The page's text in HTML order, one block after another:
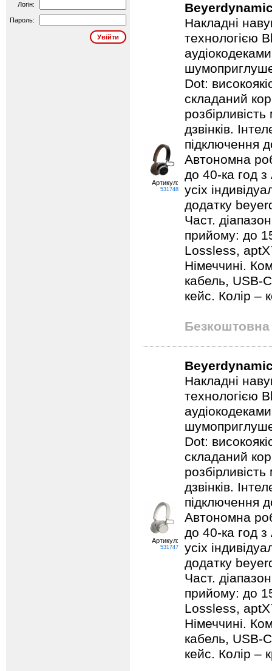
Логін:
Пароль:
Артикул:
531748
Накладні
технологією
Dot:
складаний
дзвінків.
підключення
Автономна
до 40-ка год
усіх
додатку
Част.
прийому: до
Lossless,
Німеччині.
кабель, USB-
кейс. Колір –
Безкоштовна
Артикул:
531747
Накладні
технологією
Dot:
складаний
дзвінків.
підключення
Автономна
до 40-ка год
усіх
додатку
Част.
прийому: до
Lossless,
Німеччині.
кабель, USB-
кейс. Колір –